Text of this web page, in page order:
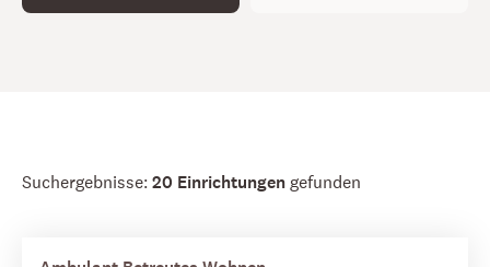
Suchergebnisse: 20 Einrichtungen gefunden